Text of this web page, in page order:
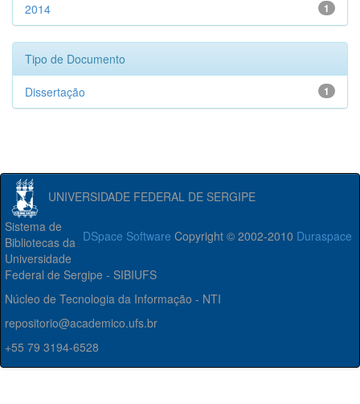
1
2014
Tipo de Documento
1
Dissertação
UNIVERSIDADE FEDERAL DE SERGIPE
DSpace Software Copyright © 2002-2010 Duraspace
Sistema de
Bibliotecas da
Universidade
Federal de Sergipe - SIBIUFS
Núcleo de Tecnologia da Informação - NTI
repositorio@academico.ufs.br
+55 79 3194-6528